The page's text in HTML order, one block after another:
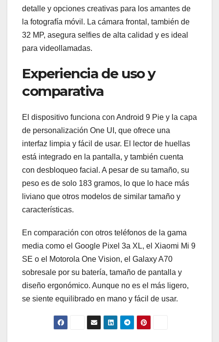
detalle y opciones creativas para los amantes de
la fotografía móvil. La cámara frontal, también de
32 MP, asegura selfies de alta calidad y es ideal
para videollamadas.
Experiencia de uso y
comparativa
El dispositivo funciona con Android 9 Pie y la capa
de personalización One UI, que ofrece una
interfaz limpia y fácil de usar. El lector de huellas
está integrado en la pantalla, y también cuenta
con desbloqueo facial. A pesar de su tamaño, su
peso es de solo 183 gramos, lo que lo hace más
liviano que otros modelos de similar tamaño y
características.
En comparación con otros teléfonos de la gama
media como el Google Pixel 3a XL, el Xiaomi Mi 9
SE o el Motorola One Vision, el Galaxy A70
sobresale por su batería, tamaño de pantalla y
diseño ergonómico. Aunque no es el más ligero,
se siente equilibrado en mano y fácil de usar.